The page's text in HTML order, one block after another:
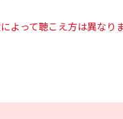
って聴こえ方は異なり